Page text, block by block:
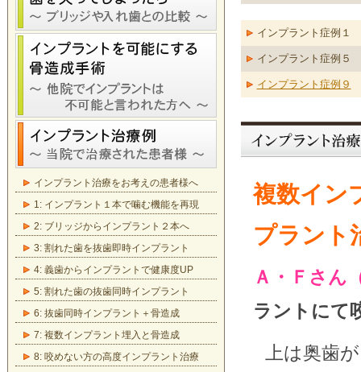
インプラント症例１
インプラント症例５
インプラント症例９
複数イン
プラント
Ａ・Ｆさん
ラントにて
上は奥歯
インプラント治療をお考えの患者様へ
1: インプラント１本で噛む機能を再現
2: ブリッジからインプラント２本へ
3: 割れた歯を抜歯即時インプラント
4: 義歯からインプラントで健康度UP
5: 割れた歯の抜歯同時インプラント
6: 抜歯同時インプラント＋骨造成
7: 複数インプラント埋入と骨造成
8: 咬めない方の高度インプラント治療